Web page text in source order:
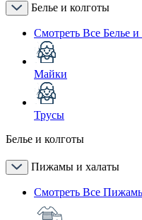
Белье и колготы
Смотреть Все Белье и
Майки
Трусы
Белье и колготы
Пижамы и халаты
Смотреть Все